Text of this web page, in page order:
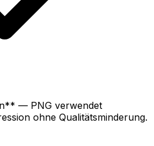
— PNG verwendet
ohne Qualitätsminderung.